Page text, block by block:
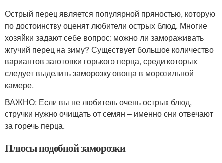
Острый перец является популярной пряностью, которую
по достоинству оценят любители острых блюд. Многие
хозяйки задают себе вопрос: можно ли замораживать
жгучий перец на зиму? Существует большое количество
вариантов заготовки горького перца, среди которых
следует выделить заморозку овоща в морозильной
камере.
ВАЖНО: Если вы не любитель очень острых блюд,
стручки нужно очищать от семян – именно они отвечают
за горечь перца.
Плюсы подобной заморозки